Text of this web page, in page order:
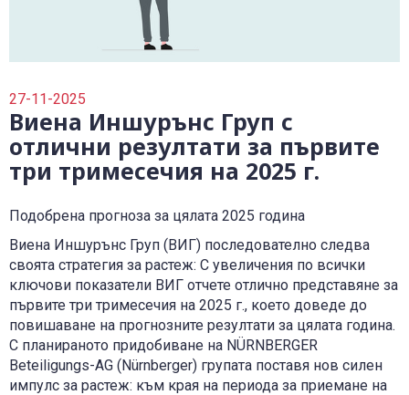
Правила и политики, свързани с обслужването
Уведоми за събитие
0700 18 800
27-11-2025
Виена Иншурънс Груп с
отлични резултати за първите
три тримесечия на 2025 г.
Подобрена прогноза за цялата 2025 година
Виена Иншурънс Груп (ВИГ) последователно следва
своята стратегия за растеж: С увеличения по всички
ключови показатели ВИГ отчете отлично представяне за
първите три тримесечия на 2025 г., което доведе до
повишаване на прогнозните резултати за цялата година.
С планираното придобиване на NÜRNBERGER
Beteiligungs-AG (Nürnberger) групата поставя нов силен
импулс за растеж: към края на периода за приемане на